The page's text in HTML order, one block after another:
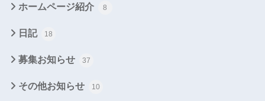
ホームページ紹介 8
日記 18
募集お知らせ 37
その他お知らせ 10